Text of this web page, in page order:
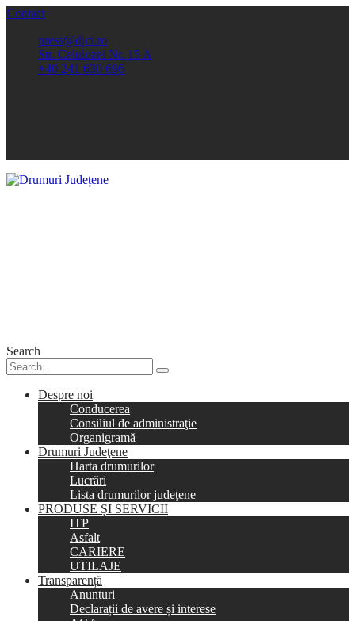
Contact
press@djct.ro
Str. Celulozei Nr. 15 A
+40 241 630 696
Search
Despre noi
Conducerea
Consiliul de administraţie
Organigramă
Drumuri Judeţene
Harta drumurilor
Lucrări
Lista drumurilor judeţene
PRODUSE ȘI SERVICII
ITP
Asfalt
CARIERE
UTILAJE
Transparență
Anunturi
Declarații de avere și interese